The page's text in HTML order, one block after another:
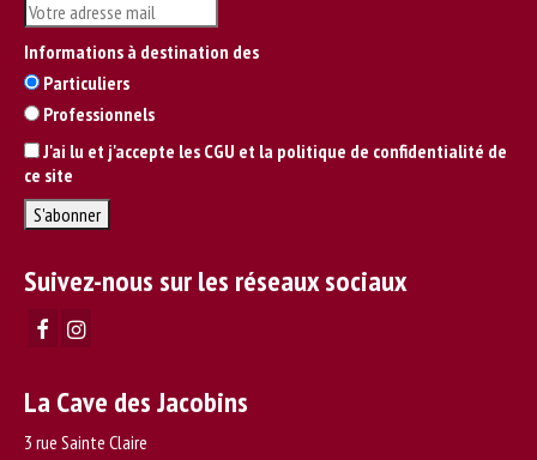
Informations à destination des
Particuliers
Professionnels
J'ai lu et j'accepte les CGU et la politique de confidentialité de
ce site
Suivez-nous sur les réseaux sociaux
La Cave des Jacobins
3 rue Sainte Claire